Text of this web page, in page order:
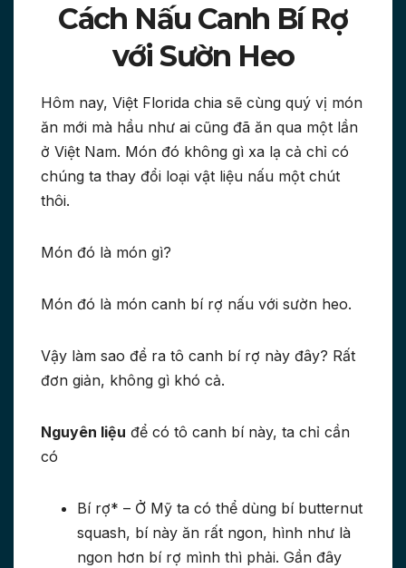
Cách Nấu Canh Bí Rợ
với Sườn Heo
Hôm nay, Việt Florida chia sẽ cùng quý vị món
ăn mới mà hầu như ai cũng đã ăn qua một lần
ở Việt Nam. Món đó không gì xa lạ cả chỉ có
chúng ta thay đổi loại vật liệu nấu một chút
thôi.
Món đó là món gì?
Món đó là món canh bí rợ nấu với sườn heo.
Vậy làm sao để ra tô canh bí rợ này đây? Rất
đơn giản, không gì khó cả.
Nguyên liệu để có tô canh bí này, ta chỉ cần
có
Bí rợ* – Ở Mỹ ta có thể dùng bí butternut
squash, bí này ăn rất ngon, hình như là
ngon hơn bí rợ mình thì phải. Gần đây